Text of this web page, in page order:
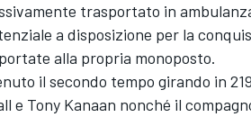
trasportato in
a disposizione per la
alla propria monoposto.
il secondo tempo girando in
e Tony Kanaan nonché il